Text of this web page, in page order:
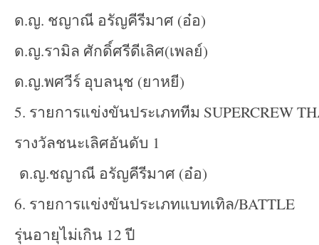
ด.ญ. ชญาณี อรัญคีรีมาศ (อ๋อ)
ด.ญ.รามิล ศักดิ์ศรีดีเลิศ(เพลย์)
ด.ญ.พศวีร์ อุบลนุช (ยาหยี)
5. รายการแข่งขันประเภททีม SUPERCREW
รางวัลชนะเลิศอันดับ 1
ด.ญ.ชญาณี อรัญคีรีมาศ (อ๋อ)
6. รายการแข่งขันประเภทแบทเทิล/BATTLE
รุ่นอายุไม่เกิน 12 ปี